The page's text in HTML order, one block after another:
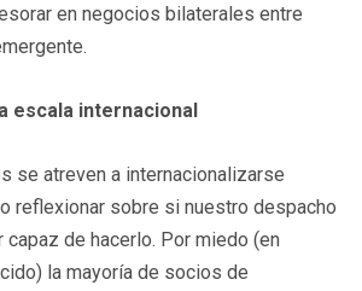
en negocios bilaterales entre
escala internacional
se atreven a internacionalizarse
reflexionar sobre si nuestro despacho
de hacerlo. Por miedo (en
la mayoría de socios de